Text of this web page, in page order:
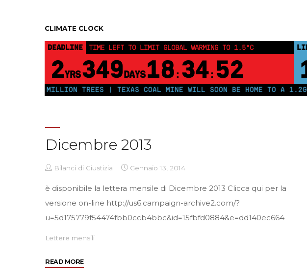
CLIMATE CLOCK
DEADLINE TIME LEFT TO LIMIT GLOBAL WARMING TO 1.5°C
2YRS349DAYS 18 : 34: 52
250 MILLION TREES | TEXAS COAL MINE WILL SOON BE HOME TO A
Dicembre 2013
Bilanci di Giustizia Gennaio 13, 2014
è disponibile la lettera mensile di Dicembre 2013 Clicca qui per la
versione on-line http://us6.campaign-archive2.com/?
u=5d175779f54474fbb0ccb4bbc&id=15fbfd0884&e=dd140ec664
Lettere mensili
READ MORE"Dicembre